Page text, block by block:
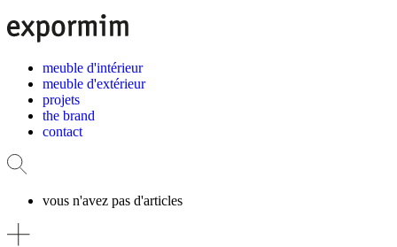
meuble d'intérieur
meuble d'extérieur
projets
the brand
contact
vous n'avez pas d'articles